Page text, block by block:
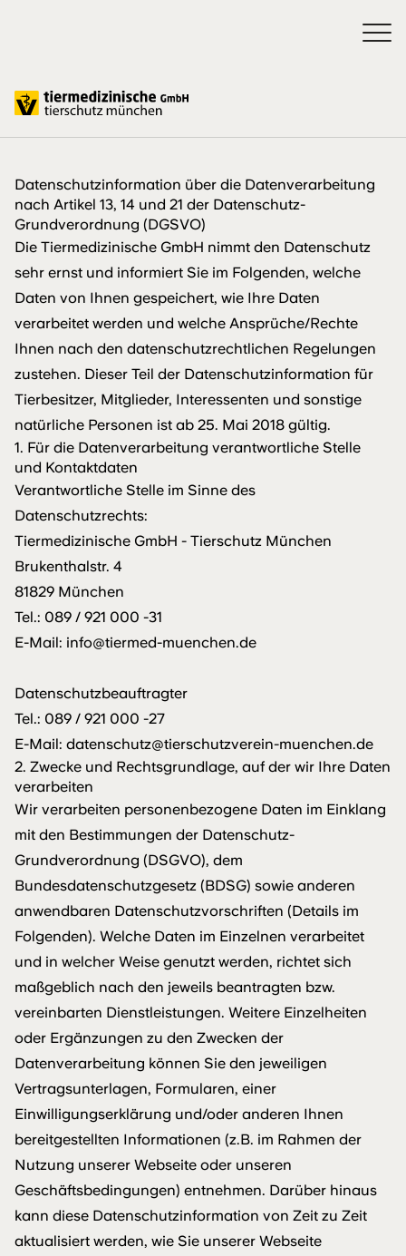
Datenschutz
Datenschutzinformation über die Datenverarbeitung
nach Artikel 13, 14 und 21 der Datenschutz-
Grundverordnung (DGSVO)
Die Tiermedizinische GmbH nimmt den Datenschutz
sehr ernst und informiert Sie im Folgenden, welche
Daten von Ihnen gespeichert, wie Ihre Daten
verarbeitet werden und welche Ansprüche/Rechte
Ihnen nach den datenschutzrechtlichen Regelungen
zustehen. Dieser Teil der Datenschutzinformation für
Tierbesitzer, Mitglieder, Interessenten und sonstige
natürliche Personen ist ab 25. Mai 2018 gültig.
1. Für die Datenverarbeitung verantwortliche Stelle
und Kontaktdaten
Verantwortliche Stelle im Sinne des
Datenschutzrechts:
Tiermedizinische GmbH - Tierschutz München
Brukenthalstr. 4
81829 München
Tel.: 089 / 921 000 -31
E-Mail: info@tiermed-muenchen.de
Datenschutzbeauftragter
Tel.: 089 / 921 000 -27
E-Mail: datenschutz@tierschutzverein-muenchen.de
2. Zwecke und Rechtsgrundlage, auf der wir Ihre Daten
verarbeiten
Wir verarbeiten personenbezogene Daten im Einklang
mit den Bestimmungen der Datenschutz-
Grundverordnung (DSGVO), dem
Bundesdatenschutzgesetz (BDSG) sowie anderen
anwendbaren Datenschutzvorschriften (Details im
Folgenden). Welche Daten im Einzelnen verarbeitet
und in welcher Weise genutzt werden, richtet sich
maßgeblich nach den jeweils beantragten bzw.
vereinbarten Dienstleistungen. Weitere Einzelheiten
oder Ergänzungen zu den Zwecken der
Datenverarbeitung können Sie den jeweiligen
Vertragsunterlagen, Formularen, einer
Einwilligungserklärung und/oder anderen Ihnen
bereitgestellten Informationen (z.B. im Rahmen der
Nutzung unserer Webseite oder unseren
Geschäftsbedingungen) entnehmen. Darüber hinaus
kann diese Datenschutzinformation von Zeit zu Zeit
aktualisiert werden, wie Sie unserer Webseite